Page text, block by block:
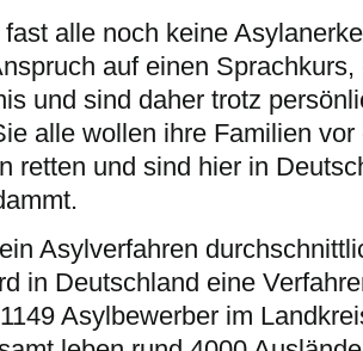
alle noch keine
auf einen
und sind daher trotz
alle wollen ihre Familien
retten und sind hier in
Asylverfahren
in Deutschland eine
Asylbewerber im